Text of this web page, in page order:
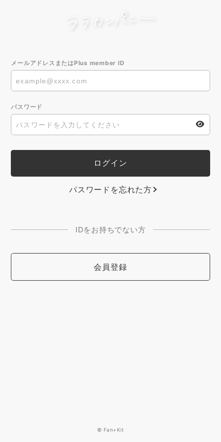
メールアドレスまたはPlus member ID
パスワード
パスワードを忘れた方
IDをお持ちでない方
会員登録
© Fan+Kit